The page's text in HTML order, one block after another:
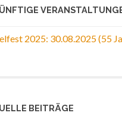
2025: 30.08.2025 (55
BEITRÄGE